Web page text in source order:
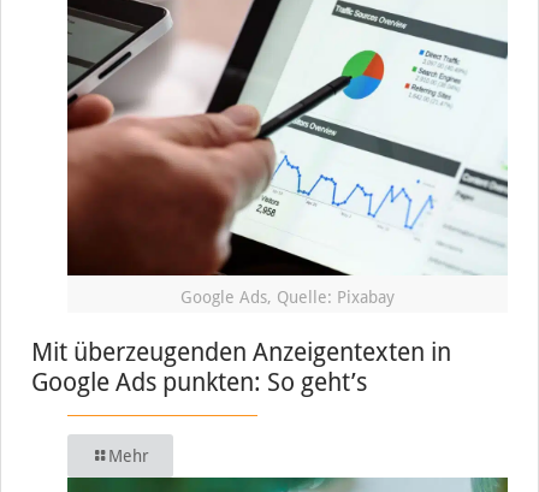
Google Ads, Quelle: Pixabay
Mit überzeugenden Anzeigentexten in
Google Ads punkten: So geht’s
Mehr